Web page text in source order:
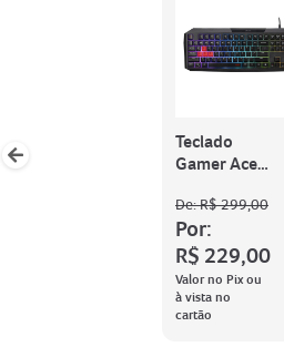
Teclado
Gamer Acer
2)
De:R$ 299,00
Por:
R$ 229,00
Valor no Pix ou
à vista no
cartão